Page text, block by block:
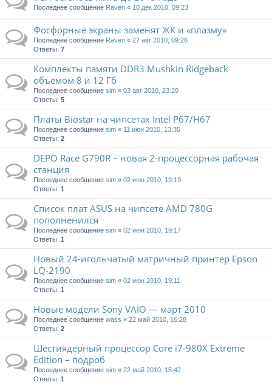
Последнее сообщение Raven « 10 дек 2010, 09:23
Фосфорные экраны заменят ЖК и «плазму»
Последнее сообщение Raven « 27 авг 2010, 09:26
Ответы: 7
Комплекты памяти DDR3 Mushkin Ridgeback
объёмом 8 и 12 Гб
Последнее сообщение sim « 03 авг 2010, 23:20
Ответы: 5
Платы Biostar на чипсетах Intel P67/H67
Последнее сообщение sim « 11 июн 2010, 13:35
Ответы: 2
DEPO Race G790R – новая 2-процессорная рабочая
станция
Последнее сообщение sim « 02 июн 2010, 19:19
Ответы: 1
Список плат ASUS на чипсете AMD 780G
пополненился
Последнее сообщение sim « 02 июн 2010, 19:17
Ответы: 1
Новый 24-игольчатый матричный принтер Epson
LQ-2190
Последнее сообщение sim « 02 июн 2010, 19:11
Ответы: 1
Новые модели Sony VAIO — март 2010
Последнее сообщение wass « 22 май 2010, 16:28
Ответы: 2
Шестиядерный процессор Core i7-980X Extreme
Edition – подроб
Последнее сообщение sim « 22 май 2010, 15:42
Ответы: 1